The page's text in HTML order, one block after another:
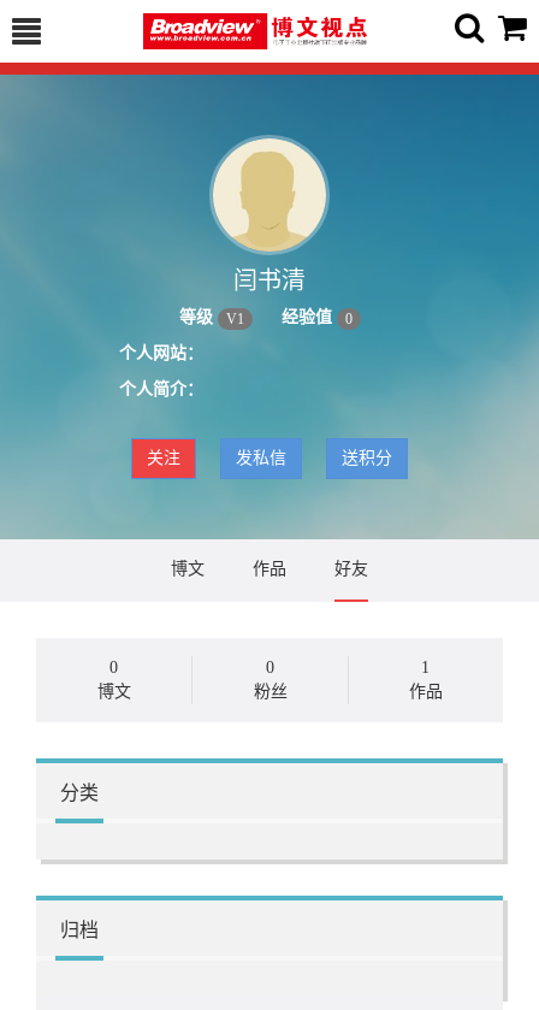
闫书清
等级 V1 经验值 0
个人网站：
个人简介：
关注 发私信 送积分
博文 作品 好友
0
博文
0
粉丝
1
作品
分类
归档